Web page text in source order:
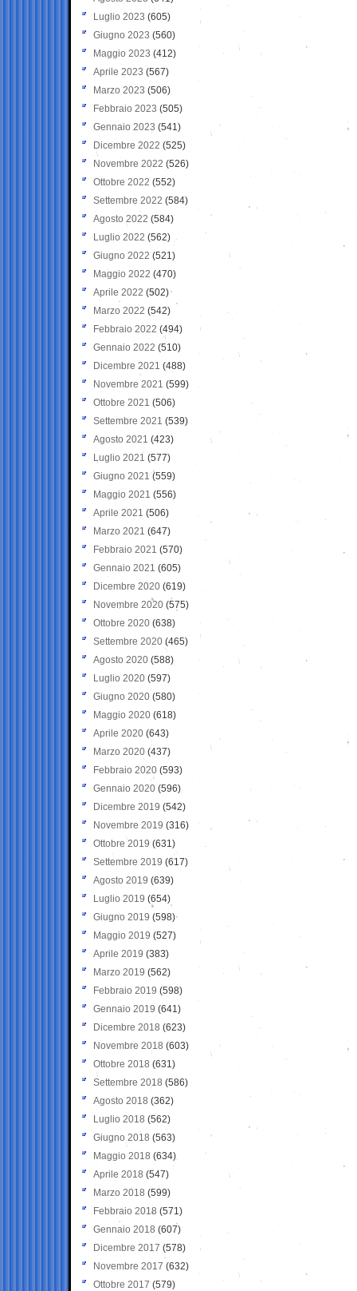
Luglio 2023 (605)
Giugno 2023 (560)
Maggio 2023 (412)
Aprile 2023 (567)
Marzo 2023 (506)
Febbraio 2023 (505)
Gennaio 2023 (541)
Dicembre 2022 (525)
Novembre 2022 (526)
Ottobre 2022 (552)
Settembre 2022 (584)
Agosto 2022 (584)
Luglio 2022 (562)
Giugno 2022 (521)
Maggio 2022 (470)
Aprile 2022 (502)
Marzo 2022 (542)
Febbraio 2022 (494)
Gennaio 2022 (510)
Dicembre 2021 (488)
Novembre 2021 (599)
Ottobre 2021 (506)
Settembre 2021 (539)
Agosto 2021 (423)
Luglio 2021 (577)
Giugno 2021(559)
Maggio 2021 (556)
Aprile 2021 (506)
Marzo 2021 (647)
Febbraio 2021 (570)
Gennaio 2021 (605)
Dicembre 2020 (619)
Novembre 2020 (575)
Ottobre 2020 (638)
Settembre 2020(465)
Agosto 2020 (588)
Luglio 2020 (597)
Giugno 2020 (580)
Maggio 2020 (618)
Aprile 2020 (643)
Marzo 2020 (437)
Febbraio 2020 (593)
Gennaio 2020 (596)
Dicembre 2019 (542)
Novembre 2019 (316)
Ottobre 2019 (631)
Settembre 2019 (617)
Agosto 2019 (639)
Luglio 2019 (654)
Giugno 2019 (598)
Maggio 2019 (527)
Aprile 2019 (383)
Marzo 2019 (562)
Febbraio 2019 (598)
Gennaio 2019 (641)
Dicembre 2018 (623)
Novembre 2018 (603)
Ottobre 2018 (631)
Settembre 2018 (586)
Agosto 2018 (362)
Luglio 2018 (562)
Giugno 2018 (563)
Maggio 2018 (634)
Aprile 2018 (547)
Marzo 2018 (599)
Febbraio 2018 (571)
Gennaio 2018 (607)
Dicembre 2017 (578)
Novembre 2017 (632)
Ottobre 2017 (579)